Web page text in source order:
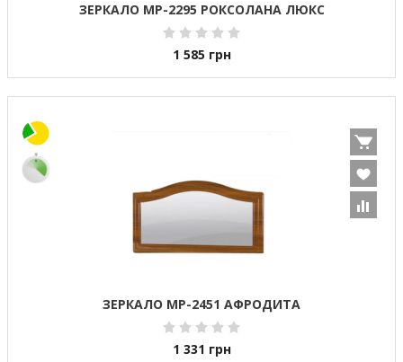
ЗЕРКАЛО МР-2295 РОКСОЛАНА ЛЮКС
1 585 грн
ЗЕРКАЛО МР-2451 АФРОДИТА
1 331 грн